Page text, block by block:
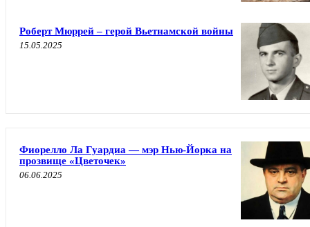
Роберт Мюррей – герой Вьетнамской войны
15.05.2025
Фиорелло Ла Гуардиа — мэр Нью-Йорка на
прозвище «Цветочек»
06.06.2025